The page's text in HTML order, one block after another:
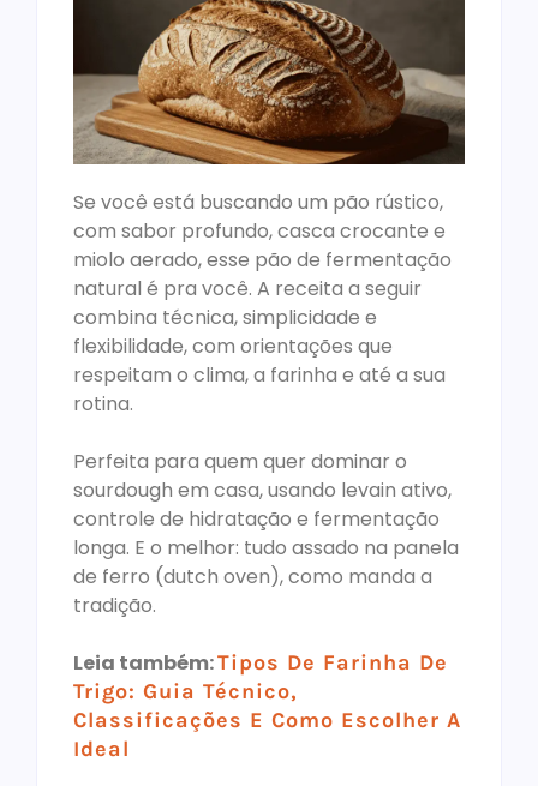
Se você está buscando um pão rústico,
com sabor profundo, casca crocante e
miolo aerado, esse pão de fermentação
natural é pra você. A receita a seguir
combina técnica, simplicidade e
flexibilidade, com orientações que
respeitam o clima, a farinha e até a sua
rotina.
Perfeita para quem quer dominar o
sourdough em casa, usando levain ativo,
controle de hidratação e fermentação
longa. E o melhor: tudo assado na panela
de ferro (dutch oven), como manda a
tradição.
Leia também:Tipos De Farinha De
Trigo: Guia Técnico,
Classificações E Como Escolher A
Ideal